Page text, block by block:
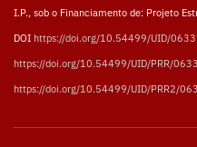
I.P., sob o Financiamento de: Projeto
DOI https://doi.org/10.54499/UID/
https://doi.org/10.54499/UID/PRR/
https://doi.org/10.54499/UID/PRR2/